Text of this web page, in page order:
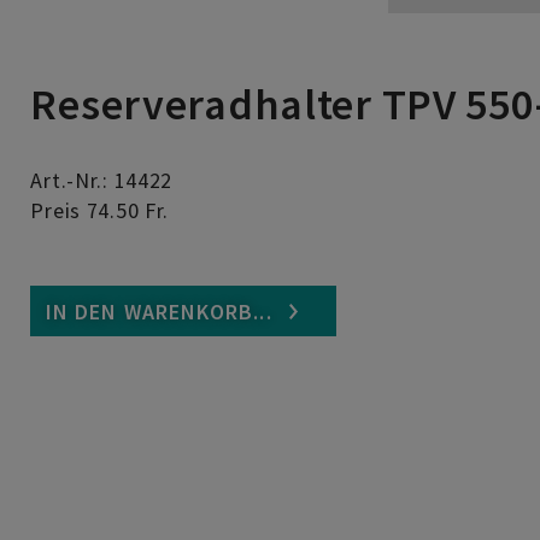
Reserveradhalter TPV
Art.-Nr.: 14422
Preis 74.50 Fr.
IN DEN WARENKORB...